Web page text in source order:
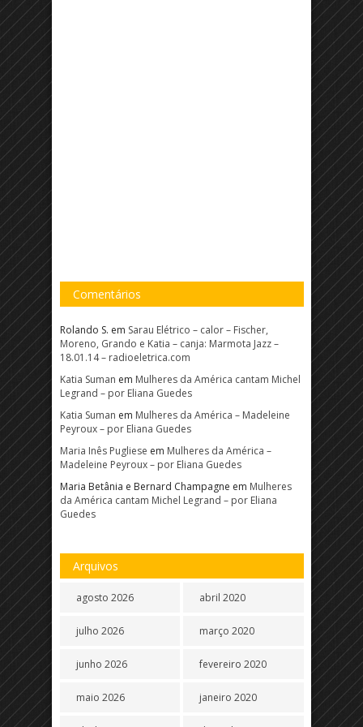
Comentários
Rolando S. em Sarau Elétrico – calor – Fischer,
Moreno, Grando e Katia – canja: Marmota Jazz –
18.01.14 – radioeletrica.com
Katia Suman em Mulheres da América cantam Michel
Legrand – por Eliana Guedes
Katia Suman em Mulheres da América – Madeleine
Peyroux – por Eliana Guedes
Maria Inês Pugliese em Mulheres da América –
Madeleine Peyroux – por Eliana Guedes
Maria Betânia e Bernard Champagne em Mulheres
da América cantam Michel Legrand – por Eliana
Guedes
Arquivos
agosto 2026
julho 2026
junho 2026
maio 2026
abril 2020
março 2020
fevereiro 2020
janeiro 2020